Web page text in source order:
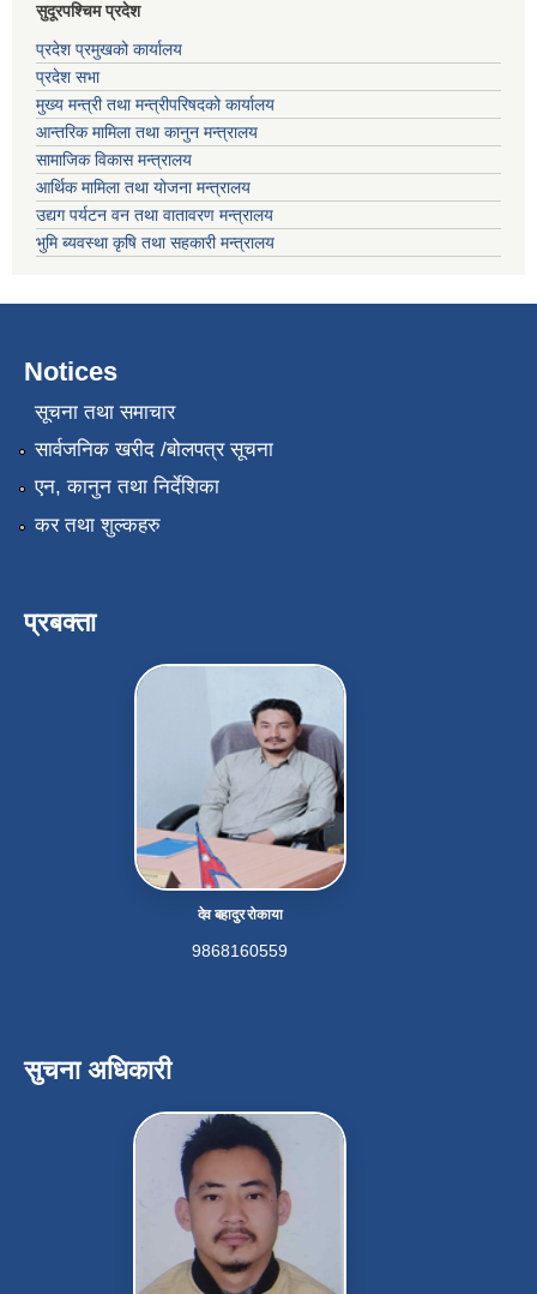
सुदूरपश्चिम प्रदेश
प्रदेश प्रमुखको कार्यालय
प्रदेश सभा
मुख्य मन्त्री तथा मन्त्रीपरिषदको कार्यालय
आन्तरिक मामिला तथा कानुन मन्त्रालय
सामाजिक विकास मन्त्रालय
आर्थिक मामिला तथा योजना मन्त्रालय
उद्यग पर्यटन वन तथा वातावरण मन्त्रालय
भुमि ब्यवस्था कृषि तथा सहकारी मन्त्रालय
Notices
सूचना तथा समाचार
सार्वजनिक खरीद /बोलपत्र सूचना
एन, कानुन तथा निर्देशिका
कर तथा शुल्कहरु
प्रबक्ता
देव बहादुर रोकाया
9868160559
सुचना अधिकारी